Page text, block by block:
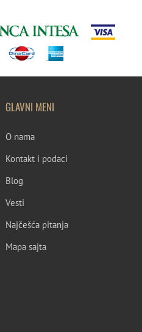
GLAVNI MENI
O nama
Kontakt i podaci
Blog
Vesti
Najčešća pitanja
Mapa sajta